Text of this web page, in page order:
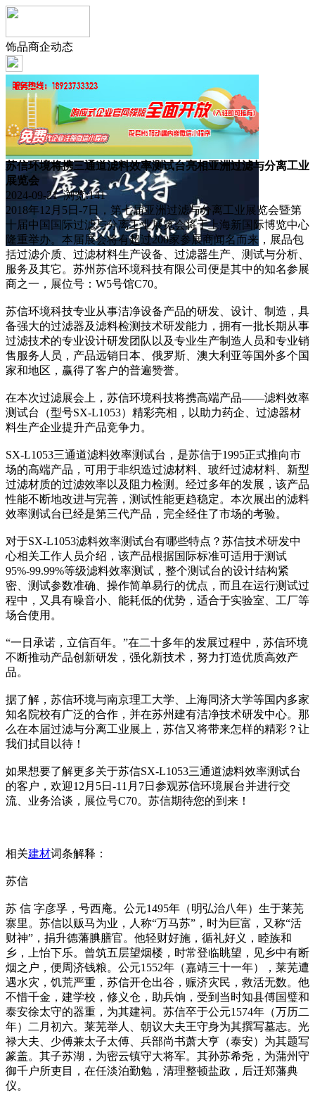
饰品商企动态
苏信环境将携三通道滤料效率测试台亮相亚洲过滤与分离工业
展览会
2024-09-21 浏览:141
2018年12月5日-7日，第七届亚洲过滤与分离工业展览会暨第
十届中国国际过滤与分离工业展览会将于上海新国际博览中心
隆重举办。本届展会将有超过200家参展商闻名而来，展品包
括过滤介质、过滤材料生产设备、过滤器生产、测试与分析、
服务及其它。苏州苏信环境科技有限公司便是其中的知名参展
商之一，展位号：W5号馆C70。
苏信环境科技专业从事洁净设备产品的研发、设计、制造，具
备强大的过滤器及滤料检测技术研发能力，拥有一批长期从事
过滤技术的专业设计研发团队以及专业生产制造人员和专业销
售服务人员，产品远销日本、俄罗斯、澳大利亚等国外多个国
家和地区，赢得了客户的普遍赞誉。
在本次过滤展会上，苏信环境科技将携高端产品——滤料效率
测试台（型号SX-L1053）精彩亮相，以助力药企、过滤器材
料生产企业提升产品竞争力。
SX-L1053三通道滤料效率测试台，是苏信于1995正式推向市
场的高端产品，可用于非织造过滤材料、玻纤过滤材料、新型
过滤材质的过滤效率以及阻力检测。经过多年的发展，该产品
性能不断地改进与完善，测试性能更趋稳定。本次展出的滤料
效率测试台已经是第三代产品，完全经住了市场的考验。
对于SX-L1053滤料效率测试台有哪些特点？苏信技术研发中
心相关工作人员介绍，该产品根据国际标准可适用于测试
95%-99.99%等级滤料效率测试，整个测试台的设计结构紧
密、测试参数准确、操作简单易行的优点，而且在运行测试过
程中，又具有噪音小、能耗低的优势，适合于实验室、工厂等
场合使用。
“一日承诺，立信百年。”在二十多年的发展过程中，苏信环境
不断推动产品创新研发，强化新技术，努力打造优质高效产
品。
据了解，苏信环境与南京理工大学、上海同济大学等国内多家
知名院校有广泛的合作，并在苏州建有洁净技术研发中心。那
么在本届过滤与分离工业展上，苏信又将带来怎样的精彩？让
我们拭目以待！
如果想要了解更多关于苏信SX-L1053三通道滤料效率测试台
的客户，欢迎12月5日-11月7日参观苏信环境展台并进行交
流、业务洽谈，展位号C70。苏信期待您的到来！
相关建材词条解释：
苏信
苏 信 字彦孚，号西庵。公元1495年（明弘治八年）生于莱芜
寨里。苏信以贩马为业，人称“万马苏”，时为巨富，又称“活
财神”，捐升德藩腆膳官。他轻财好施，循礼好义，睦族和
乡，上怡下乐。曾筑五层望烟楼，时常登临眺望，见乡中有断
烟之户，便周济钱粮。公元1552年（嘉靖三十一年），莱芜遭
遇水灾，饥荒严重，苏信开仓出谷，赈济灾民，救活无数。他
不惜千金，建学校，修义仓，助兵饷，受到当时知县傅国璧和
泰安徐太守的器重，为其建祠。苏信卒于公元1574年（万历二
年）二月初六。莱芜举人、朝议大夫王守身为其撰写墓志。光
禄大夫、少傅兼太子太傅、兵部尚书萧大亨（泰安）为其题写
篆盖。其子苏湖，为密云镇守大将军。其孙苏希尧，为蒲州守
御千户所吏目，在任淡泊勤勉，清理整顿盐政，后迁郑藩典
仪。